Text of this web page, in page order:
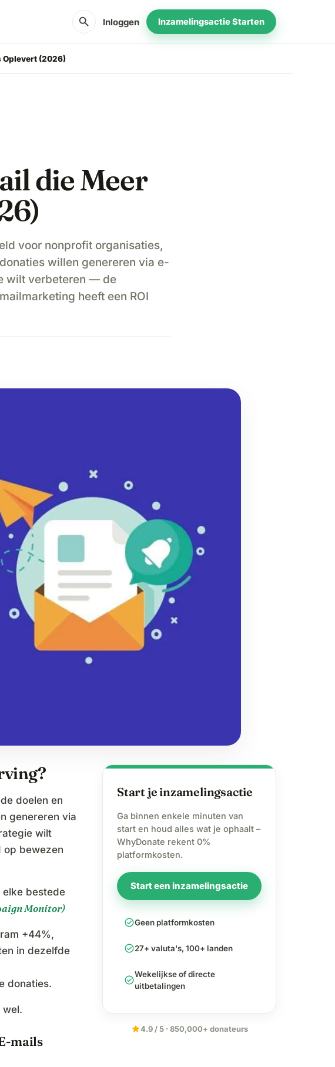
search Inloggen Inzamelingsactie Starten
Oplevert (2026)
die Meer
voor nonprofit organisaties,
willen genereren via e-
wilt verbeteren — de
heeft een ROI
doelen en
genereren via
wilt
bewezen
bestede
Monitor)
+44%,
in dezelfde
donaties.
mails
Start je inzamelingsactie
Ga binnen enkele minuten van
start en houd alles wat je ophaalt –
WhyDonate rekent 0%
platformkosten.
Start een inzamelingsactie
check_circleGeen platformkosten
check_circle27+ valuta's, 100+ landen
check_circleWekelijkse of directe
uitbetalingen
star4.9 / 5 · 850,000+ donateurs